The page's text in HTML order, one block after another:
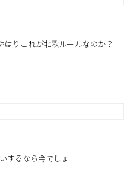
はりこれが北欧ルールなのか？
するなら今でしょ！